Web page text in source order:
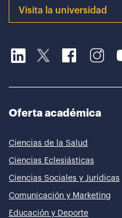
Visita la universidad
Oferta académica
Ciencias de la Salud
Ciencias Eclesiásticas
Ciencias Sociales y Jurídicas
Comunicación y Marketing
Educación y Deporte